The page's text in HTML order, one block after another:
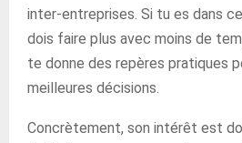
inter-entreprises. Si tu es dans
dois faire plus avec moins de
te donne des repères pratiques
meilleures décisions.
Concrètement, son intérêt est